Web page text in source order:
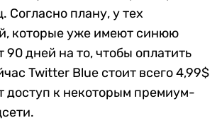
Согласно плану, у тех
которые уже имеют синюю
90 дней на то, чтобы оплатить
Twitter Blue стоит всего 4,99$
доступ к некоторым премиум-